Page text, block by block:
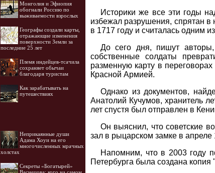
Монголия и Эфиопия
обогнали Россию по
выживаемости взрослых
Географы создали карты,
отражающие изменения
поверхности Земли за
последние 25 лет
Племя индейцев-тсачила
сохраняет обычаи
благодаря туристам
Как зарабатывать на
путешествиях
Неприкаянные души
Адама Хоуи на его
многочисленных мрачных
холстах
Секреты «Богатырей»
Историки же все эти годы
избежал разрушения, спрятан в
в 1717 году и считалась одним
До сего дня, пишут
собственные солдаты
разменную карту в
Красной Армией.
Однако из документов,
Анатолий Кучумов, хранитель
лет спустя был отправлен в
Он выяснил, что советские
зал в рыцарском замке в апреле
Напомним, что в 2003 году
Петербурга была создана